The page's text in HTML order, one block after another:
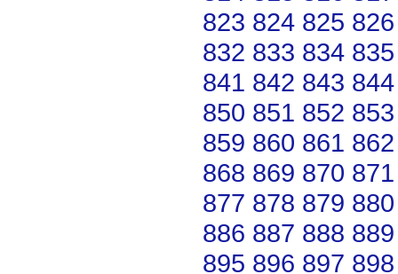
823 824 825 826
832 833 834 835
841 842 843 844
850 851 852 853
859 860 861 862
868 869 870 871
877 878 879 880
886 887 888 889
895 896 897 898